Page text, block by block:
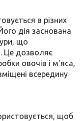
в різних
дія заснована
що
Це дозволяє
овочів і м'яса,
всередину
щоб